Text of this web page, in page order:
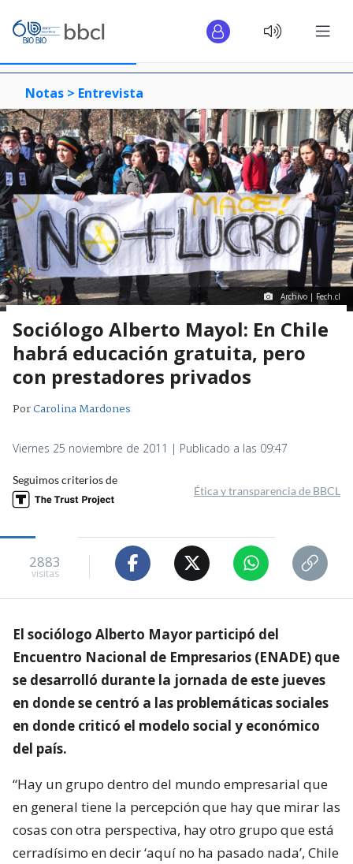
Notas > Entrevista
Archivo | Fech.cl
Sociólogo Alberto Mayol: En Chile
habrá educación gratuita, pero
con prestadores privados
PorCarolina Mardones
Viernes 25 noviembre de 2011 | Publicado a las 09:47
Seguimos criterios de
Ética y transparencia de BBCL
2883
visitas
El sociólogo Alberto Mayor participó del
Encuentro Nacional de Empresarios (ENADE) que
se desarrolló durante la jornada de este jueves
en donde se centró a las problemáticas sociales
en donde criticó el modelo social y económico
del país.
“Hay un grupo dentro del mundo empresarial que
en general tiene la percepción que hay que mirar las
cosas con otra perspectiva, hay otro grupo que está
cerradísimo en decir ‘aquí no ha pasado nada’, Chile